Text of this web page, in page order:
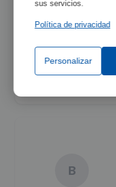
Bases para
adaptadores de
matraces Erlenmeyer
B
sus servicios.
Política de privacidad
Personalizar